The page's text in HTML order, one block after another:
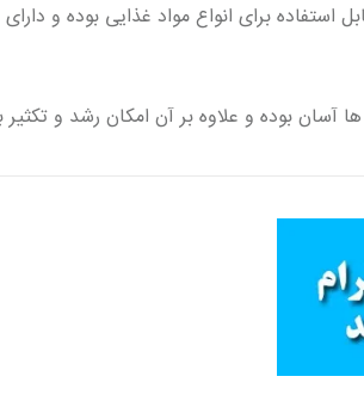
برای انواع مواد غذایی بوده و
آسان بوده و علاوه بر آن امکان رشد و